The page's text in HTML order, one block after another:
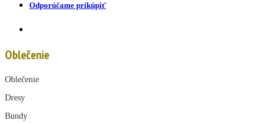
Odporúčame prikúpiť
Oblečenie
Oblečenie
Dresy
Bundy